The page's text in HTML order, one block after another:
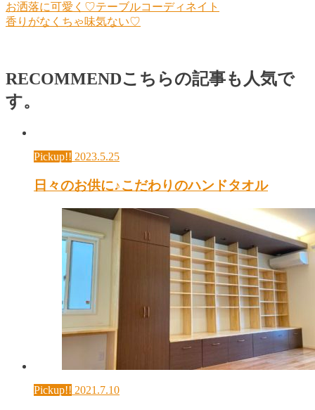
お洒落に可愛く♡テーブルコーディネイト
香りがなくちゃ味気ない♡
RECOMMENDこちらの記事も人気で
す。
Pickup!! 2023.5.25
日々のお供に♪こだわりのハンドタオル
Pickup!! 2021.7.10